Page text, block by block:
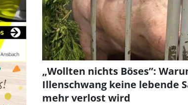
„Wollten nichts Böses”:
Illenschwang keine lebende
mehr verlost wird